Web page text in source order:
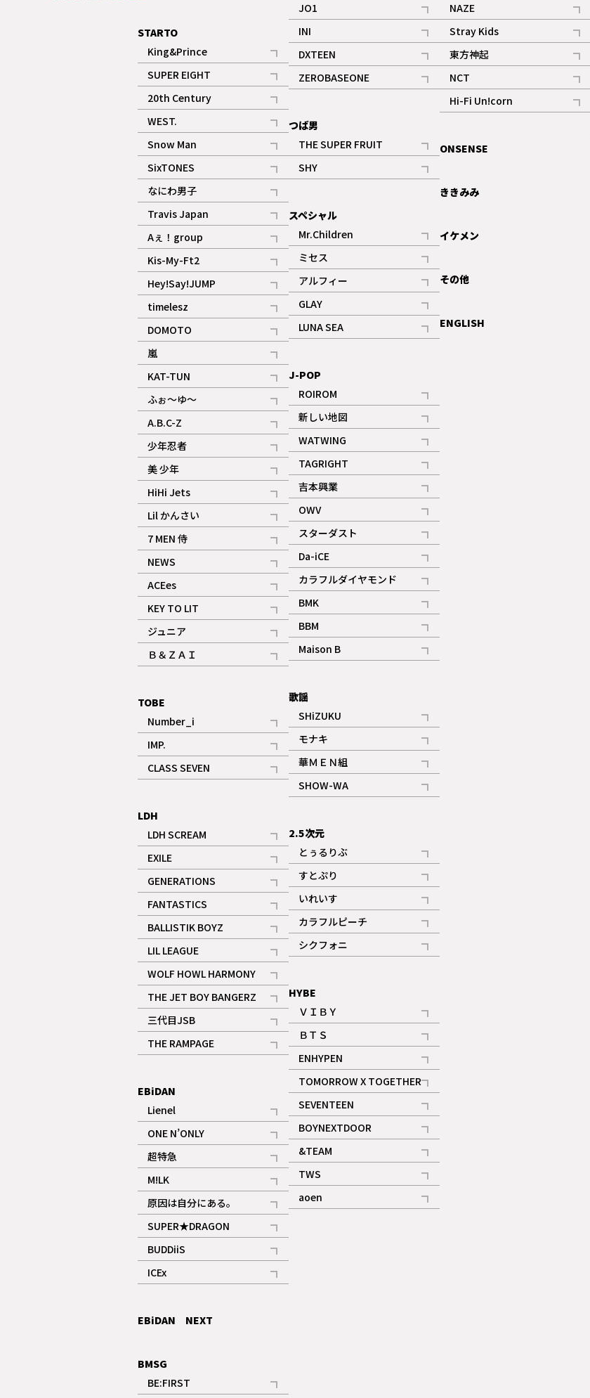
STARTO
King&Prince
記事
SUPER EIGHT
記事
20th Century
記事
WEST.
記事
Snow Man
記事
ギャラリー
SixTONES
記事
ギャラリー
なにわ男子
記事
Travis Japan
記事
Aぇ！group
記事
Kis-My-Ft2
記事
ギャラリー
Hey!Say!JUMP
記事
timelesz
記事
DOMOTO
記事
嵐
記事
KAT-TUN
記事
ふぉ～ゆ～
記事
A.B.C-Z
記事
ギャラリー
少年忍者
記事
美 少年
記事
HiHi Jets
記事
Lil かんさい
記事
7 MEN 侍
記事
NEWS
記事
ACEes
記事
KEY TO LIT
記事
ジュニア
記事
Ｂ＆ＺＡＩ
記事
TOBE
Number_i
記事
IMP.
記事
CLASS SEVEN
記事
LDH
LDH SCREAM
記事
EXILE
記事
GENERATIONS
記事
FANTASTICS
記事
BALLISTIK BOYZ
記事
LIL LEAGUE
記事
WOLF HOWL HARMONY
記事
THE JET BOY BANGERZ
記事
三代目JSB
記事
THE RAMPAGE
記事
EBiDAN
Lienel
記事
ONE N’ONLY
記事
超特急
記事
ギャラリー
M!LK
記事
原因は自分にある。
記事
SUPER★DRAGON
記事
BUDDiiS
記事
ICEx
記事
EBiDAN NEXT
BMSG
BE:FIRST
JO1
記事
ギャラリー
INI
記事
ギャラリー
DXTEEN
記事
ギャラリー
ZEROBASEONE
記事
つば男
THE SUPER FRUIT
記事
ギャラリー
SHY
記事
スペシャル
Mr.Children
記事
ミセス
記事
アルフィー
記事
GLAY
記事
LUNA SEA
記事
J-POP
ROIROM
記事
新しい地図
記事
WATWING
記事
TAGRIGHT
記事
吉本興業
記事
OWV
記事
ギャラリー
スターダスト
記事
Da-iCE
記事
カラフルダイヤモンド
記事
BMK
記事
ギャラリー
BBM
記事
ギャラリー
Maison B
記事
歌謡
SHiZUKU
記事
モナキ
記事
華ＭＥＮ組
記事
SHOW-WA
記事
2.5次元
とぅるりぶ
記事
すとぷり
記事
ギャラリー
いれいす
記事
ギャラリー
カラフルピーチ
記事
シクフォニ
記事
HYBE
ＶＩＢＹ
記事
ＢＴＳ
記事
ENHYPEN
記事
TOMORROW X TOGETHER
記事
ギャラリー
SEVENTEEN
記事
BOYNEXTDOOR
記事
&TEAM
記事
ギャラリー
TWS
記事
aoen
記事
NAZE
記事
Stray Kids
記事
東方神起
記事
NCT
記事
Hi-Fi Un!corn
記事
ONSENSE
ききみみ
イケメン
その他
ENGLISH